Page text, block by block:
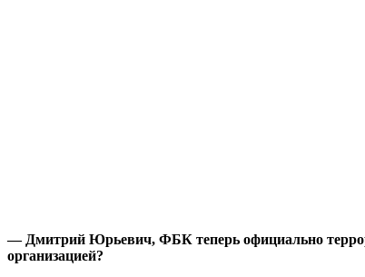
— Дмитрий Юрьевич, ФБК теперь официально
организацией?